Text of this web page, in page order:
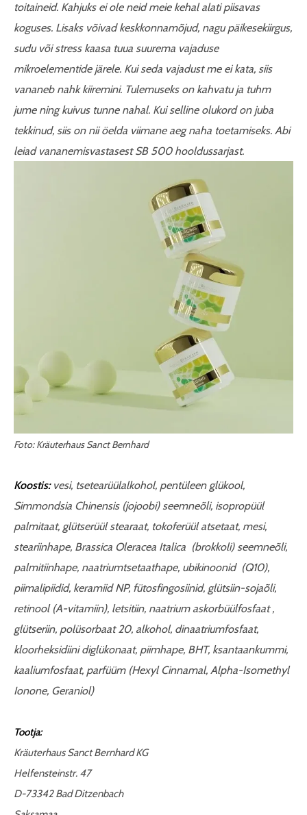
toitaineid. Kahjuks ei ole neid meie kehal alati piisavas
koguses. Lisaks võivad keskkonnamõjud, nagu päikesekiirgus,
sudu või stress kaasa tuua suurema vajaduse
mikroelementide järele. Kui seda vajadust me ei kata, siis
vananeb nahk kiiremini. Tulemuseks on kahvatu ja tuhm
jume ning kuivus tunne nahal. Kui selline olukord on juba
tekkinud, siis on nii öelda viimane aeg naha toetamiseks. Abi
leiad vananemisvastasest SB 500 hooldussarjast.
Foto: Kräuterhaus Sanct Bernhard
Koostis:vesi, tsetearüülalkohol, pentüleen glükool,
Simmondsia Chinensis (jojoobi) seemneõli, isopropüül
palmitaat, glütserüül stearaat, tokoferüül atsetaat, mesi,
steariinhape, Brassica Oleracea Italica (brokkoli) seemneõli,
palmitiinhape, naatriumtsetaathape, ubikinoonid (Q10),
piimalipiidid, keramiid NP, fütosfingosiinid, glütsiin-sojaõli,
retinool (A-vitamiin), letsitiin, naatrium askorbüülfosfaat ,
glütseriin, polüsorbaat 20, alkohol, dinaatriumfosfaat,
kloorheksidiini diglükonaat, piimhape, BHT, ksantaankummi,
kaaliumfosfaat, parfüüm (Hexyl Cinnamal, Alpha-Isomethyl
Ionone, Geraniol)
Tootja:
Kräuterhaus Sanct Bernhard KG
Helfensteinstr. 47
D-73342 Bad Ditzenbach